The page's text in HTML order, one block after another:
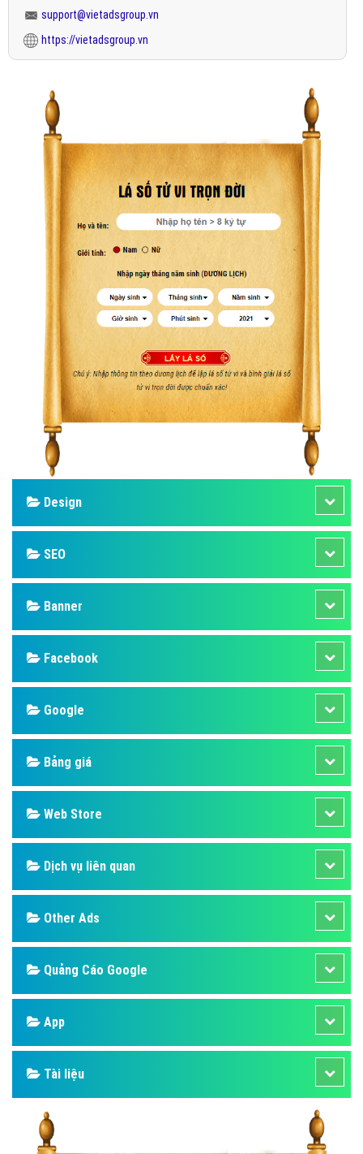
support@vietadsgroup.vn
https://vietadsgroup.vn
Design
SEO
Banner
Facebook
Google
Bảng giá
Web Store
Dịch vụ liên quan
Other Ads
Quảng Cáo Google
App
Tài liệu